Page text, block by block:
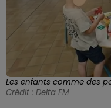
Les enfants comme des
Crédit : Delta FM